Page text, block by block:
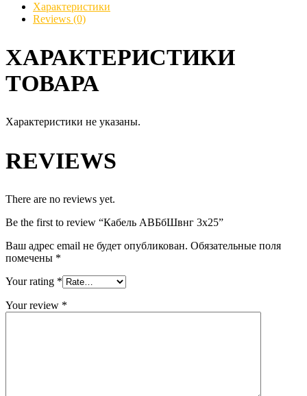
Характеристики
Reviews (0)
ХАРАКТЕРИСТИКИ
ТОВАРА
Характеристики не указаны.
REVIEWS
There are no reviews yet.
Be the first to review “Кабель АВБбШвнг 3х25”
Ваш адрес email не будет опубликован. Обязательные поля
помечены *
Your rating *
Your review *